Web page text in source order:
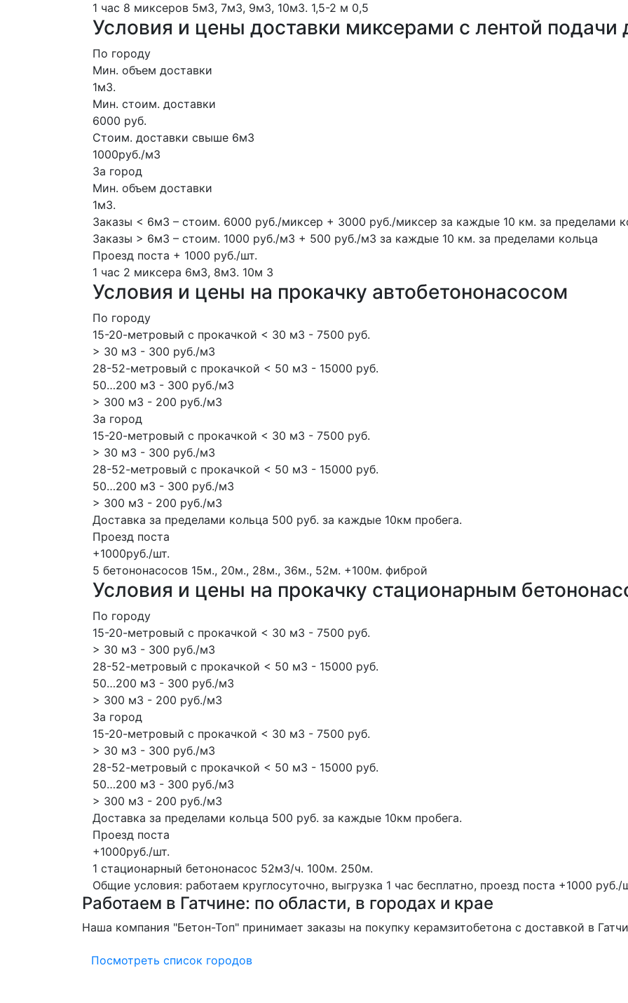
1 час 8 миксеров 5м3, 7м3, 9м3, 10м3. 1,5-2 м 0,5
Условия и цены доставки миксерами с лентой подачи
По городу
Мин. объем доставки
1м3.
Мин. стоим. доставки
6000 руб.
Стоим. доставки свыше 6м3
1000руб./м3
За город
Мин. объем доставки
1м3.
Заказы < 6м3 – стоим. 6000 руб./миксер + 3000 руб./миксер за каждые 10 км. за пределами
Заказы > 6м3 – стоим. 1000 руб./м3 + 500 руб./м3 за каждые 10 км. за пределами кольца
Проезд поста + 1000 руб./шт.
1 час 2 миксера 6м3, 8м3. 10м 3
Условия и цены на прокачку автобетононасосом
По городу
15-20-метровый с прокачкой < 30 м3 - 7500 руб.
> 30 м3 - 300 руб./м3
28-52-метровый с прокачкой < 50 м3 - 15000 руб.
50…200 м3 - 300 руб./м3
> 300 м3 - 200 руб./м3
За город
15-20-метровый с прокачкой < 30 м3 - 7500 руб.
> 30 м3 - 300 руб./м3
28-52-метровый с прокачкой < 50 м3 - 15000 руб.
50…200 м3 - 300 руб./м3
> 300 м3 - 200 руб./м3
Доставка за пределами кольца 500 руб. за каждые 10км пробега.
Проезд поста
+1000руб./шт.
5 бетононасосов 15м., 20м., 28м., 36м., 52м. +100м. фиброй
Условия и цены на прокачку стационарным
По городу
15-20-метровый с прокачкой < 30 м3 - 7500 руб.
> 30 м3 - 300 руб./м3
28-52-метровый с прокачкой < 50 м3 - 15000 руб.
50…200 м3 - 300 руб./м3
> 300 м3 - 200 руб./м3
За город
15-20-метровый с прокачкой < 30 м3 - 7500 руб.
> 30 м3 - 300 руб./м3
28-52-метровый с прокачкой < 50 м3 - 15000 руб.
50…200 м3 - 300 руб./м3
> 300 м3 - 200 руб./м3
Доставка за пределами кольца 500 руб. за каждые 10км пробега.
Проезд поста
+1000руб./шт.
1 стационарный бетононасос 52м3/ч. 100м. 250м.
Общие условия: работаем круглосуточно, выгрузка 1 час бесплатно, проезд поста +1000 руб./
Работаем в Гатчине: по области, в городах и крае
Наша компания "Бетон-Топ" принимает заказы на покупку керамзитобетона с доставкой в
Посмотреть список городов